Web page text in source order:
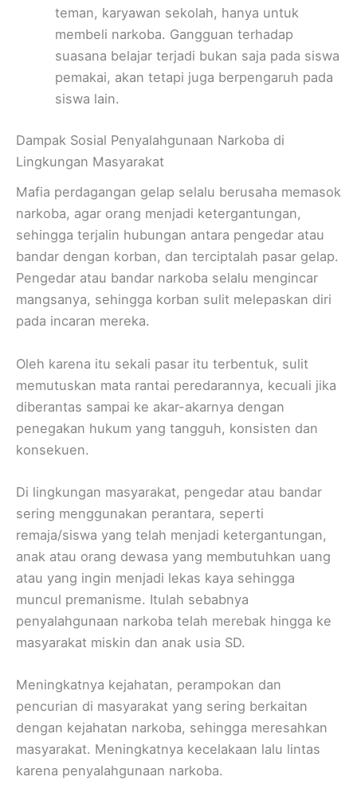
teman, karyawan sekolah, hanya untuk
membeli narkoba. Gangguan terhadap
suasana belajar terjadi bukan saja pada siswa
pemakai, akan tetapi juga berpengaruh pada
siswa lain.
Dampak Sosial Penyalahgunaan Narkoba di
Lingkungan Masyarakat
Mafia perdagangan gelap selalu berusaha memasok
narkoba, agar orang menjadi ketergantungan,
sehingga terjalin hubungan antara pengedar atau
bandar dengan korban, dan terciptalah pasar gelap.
Pengedar atau bandar narkoba selalu mengincar
mangsanya, sehingga korban sulit melepaskan diri
pada incaran mereka.
Oleh karena itu sekali pasar itu terbentuk, sulit
memutuskan mata rantai peredarannya, kecuali jika
diberantas sampai ke akar-akarnya dengan
penegakan hukum yang tangguh, konsisten dan
konsekuen.
Di lingkungan masyarakat, pengedar atau bandar
sering menggunakan perantara, seperti
remaja/siswa yang telah menjadi ketergantungan,
anak atau orang dewasa yang membutuhkan uang
atau yang ingin menjadi lekas kaya sehingga
muncul premanisme. Itulah sebabnya
penyalahgunaan narkoba telah merebak hingga ke
masyarakat miskin dan anak usia SD.
Meningkatnya kejahatan, perampokan dan
pencurian di masyarakat yang sering berkaitan
dengan kejahatan narkoba, sehingga meresahkan
masyarakat. Meningkatnya kecelakaan lalu lintas
karena penyalahgunaan narkoba.